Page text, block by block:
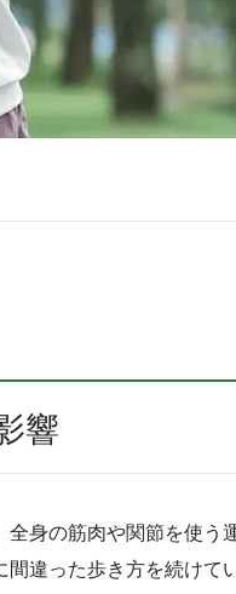
響
身の筋肉や関節を使
違った歩き方を続け